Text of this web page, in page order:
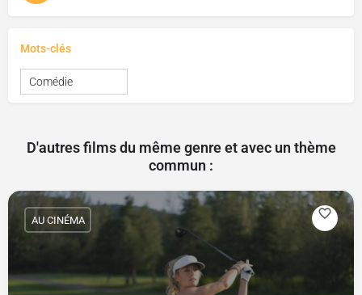
Mots-clés
Comédie
D'autres films du même genre et avec un thème
commun :
AU CINÉMA